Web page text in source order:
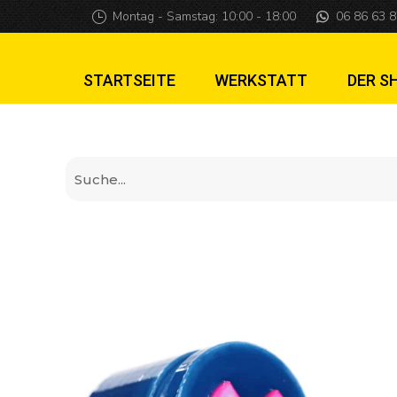
Total Nuclear
Montag - Samstag: 10:00 - 18:00 06 86 63
STARTSEITE WERKSTATT DER